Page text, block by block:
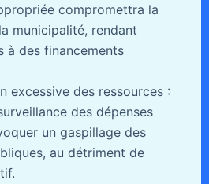
compromettra la
municipalité, rendant
à des financements
excessive des ressources :
des dépenses
un gaspillage des
au détriment de